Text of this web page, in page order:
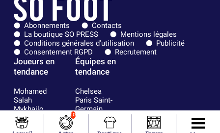
Abonnements
Contacts
La boutique SO PRESS
Mentions légales
Conditions générales d'utilisation
Publicité
Consentement RGPD
Recrutement
Joueurs en
tendance
Mohamed
Salah
Mykhailo
Mudryk
Neymar
Équipes en
tendance
Chelsea
Paris Saint-
Germain
Bordeaux
Olympique
10